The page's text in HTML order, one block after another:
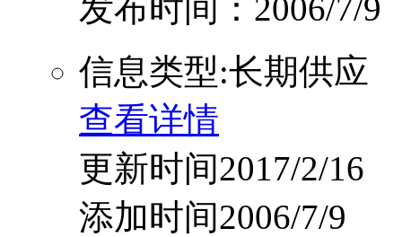
发布时间：2006/7/9
信息类型:长期供应
查看详情
更新时间2017/2/16
添加时间2006/7/9